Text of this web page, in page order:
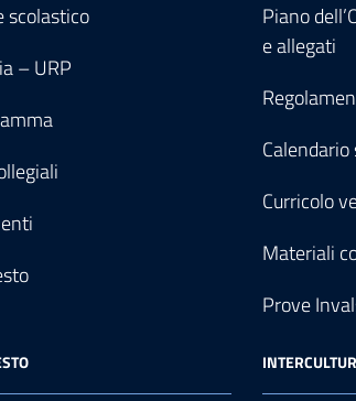
scolastico
– URP
Piano
e allegati
Curricolo
Materiali
Prove